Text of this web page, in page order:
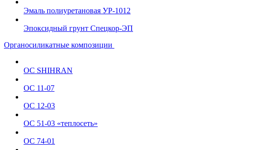
Эмаль полиуретановая УР-1012
Эпоксидный грунт Спецкор-ЭП
Органосиликатные композиции
ОС SHIHRAN
ОС 11-07
ОС 12-03
ОС 51-03 «теплосеть»
ОС 74-01